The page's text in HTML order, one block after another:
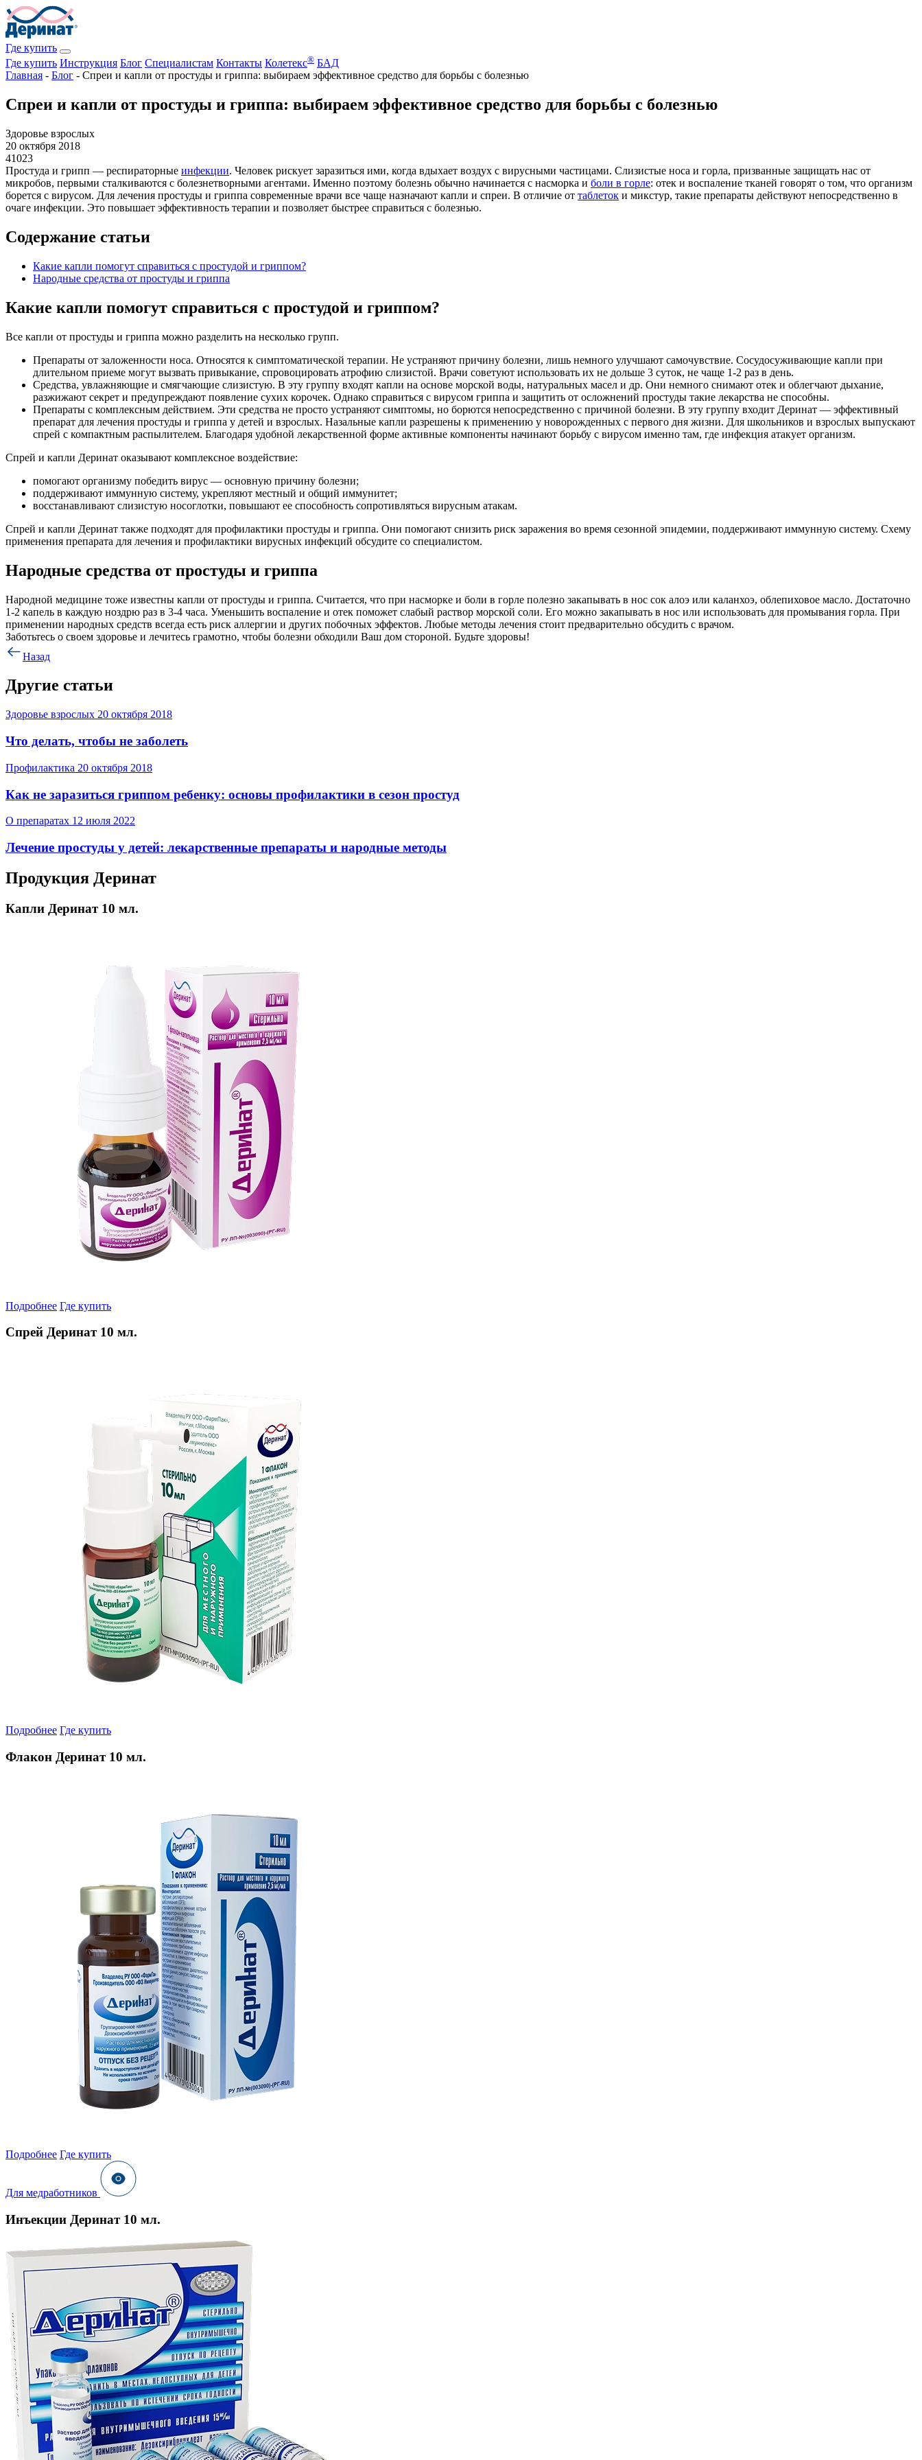
Где купить
Где купить Инструкция Блог Специалистам Контакты Колетекс® БАД
Главная - Блог - Спреи и капли от простуды и гриппа: выбираем эффективное средство для борьбы с болезнью
Спреи и капли от простуды и гриппа: выбираем эффективное средство для борьбы с болезнью
Здоровье взрослых
20 октября 2018
41023
Простуда и грипп — респираторные инфекции. Человек рискует заразиться ими, когда вдыхает воздух с вирусными частицами. Слизистые носа и горла, призванные защищать нас от
микробов, первыми сталкиваются с болезнетворными агентами. Именно поэтому болезнь обычно начинается с насморка и боли в горле: отек и воспаление тканей говорят о том, что организм
борется с вирусом. Для лечения простуды и гриппа современные врачи все чаще назначают капли и спреи. В отличие от таблеток и микстур, такие препараты действуют непосредственно в
очаге инфекции. Это повышает эффективность терапии и позволяет быстрее справиться с болезнью.
Содержание статьи
Какие капли помогут справиться с простудой и гриппом?
Народные средства от простуды и гриппа
Какие капли помогут справиться с простудой и гриппом?
Все капли от простуды и гриппа можно разделить на несколько групп.
Препараты от заложенности носа. Относятся к симптоматической терапии. Не устраняют причину болезни, лишь немного улучшают самочувствие. Сосудосуживающие капли при
длительном приеме могут вызвать привыкание, спровоцировать атрофию слизистой. Врачи советуют использовать их не дольше 3 суток, не чаще 1-2 раз в день.
Средства, увлажняющие и смягчающие слизистую. В эту группу входят капли на основе морской воды, натуральных масел и др. Они немного снимают отек и облегчают дыхание,
разжижают секрет и предупреждают появление сухих корочек. Однако справиться с вирусом гриппа и защитить от осложнений простуды такие лекарства не способны.
Препараты с комплексным действием. Эти средства не просто устраняют симптомы, но борются непосредственно с причиной болезни. В эту группу входит Деринат — эффективный
препарат для лечения простуды и гриппа у детей и взрослых. Назальные капли разрешены к применению у новорожденных с первого дня жизни. Для школьников и взрослых выпускают
спрей с компактным распылителем. Благодаря удобной лекарственной форме активные компоненты начинают борьбу с вирусом именно там, где инфекция атакует организм.
Спрей и капли Деринат оказывают комплексное воздействие:
помогают организму победить вирус — основную причину болезни;
поддерживают иммунную систему, укрепляют местный и общий иммунитет;
восстанавливают слизистую носоглотки, повышают ее способность сопротивляться вирусным атакам.
Спрей и капли Деринат также подходят для профилактики простуды и гриппа. Они помогают снизить риск заражения во время сезонной эпидемии, поддерживают иммунную систему. Схему
применения препарата для лечения и профилактики вирусных инфекций обсудите со специалистом.
Народные средства от простуды и гриппа
Народной медицине тоже известны капли от простуды и гриппа. Считается, что при насморке и боли в горле полезно закапывать в нос сок алоэ или каланхоэ, облепиховое масло. Достаточно
1-2 капель в каждую ноздрю раз в 3-4 часа. Уменьшить воспаление и отек поможет слабый раствор морской соли. Его можно закапывать в нос или использовать для промывания горла. При
применении народных средств всегда есть риск аллергии и других побочных эффектов. Любые методы лечения стоит предварительно обсудить с врачом.
Заботьтесь о своем здоровье и лечитесь грамотно, чтобы болезни обходили Ваш дом стороной. Будьте здоровы!
Назад
Другие статьи
Здоровье взрослых 20 октября 2018
Что делать, чтобы не заболеть
Профилактика 20 октября 2018
Как не заразиться гриппом ребенку: основы профилактики в сезон простуд
О препаратах 12 июля 2022
Лечение простуды у детей: лекарственные препараты и народные методы
Продукция Деринат
Капли Деринат 10 мл.
Подробнее Где купить
Спрей Деринат 10 мл.
Подробнее Где купить
Флакон Деринат 10 мл.
Подробнее Где купить
Для медработников
Инъекции Деринат 10 мл.